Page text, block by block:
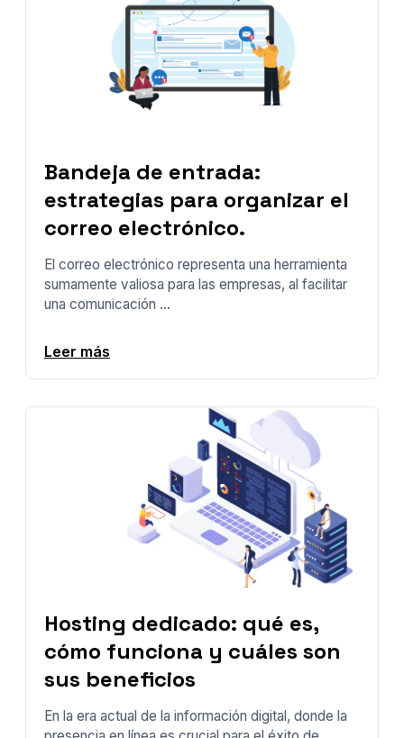
Bandeja de entrada:
estrategias para organizar el
correo electrónico.
El correo electrónico representa una herramienta
sumamente valiosa para las empresas, al facilitar
una comunicación ...
Leer más
Hosting dedicado: qué es,
cómo funciona y cuáles son
sus beneficios
En la era actual de la información digital, donde la